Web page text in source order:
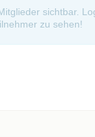
sichtbar.
zu sehen!